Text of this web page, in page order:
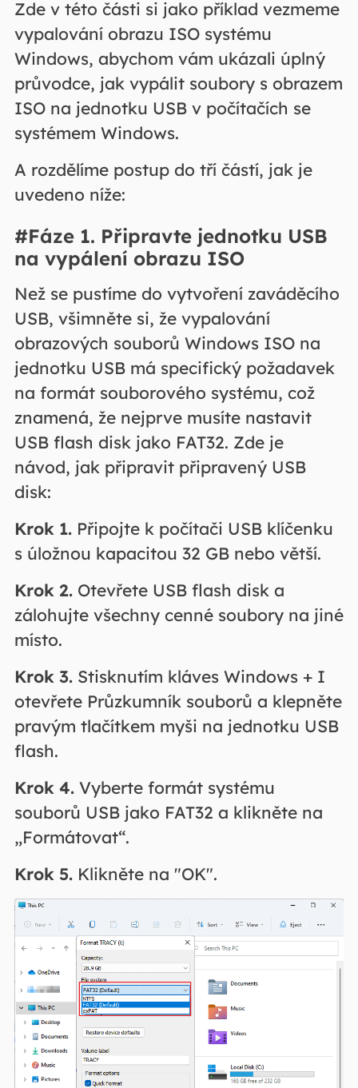
Zde v této části si jako příklad vezmeme
vypalování obrazu ISO systému
Windows, abychom vám ukázali úplný
průvodce, jak vypálit soubory s obrazem
ISO na jednotku USB v počítačích se
systémem Windows.
A rozdělíme postup do tří částí, jak je
uvedeno níže:
#Fáze 1. Připravte jednotku USB
na vypálení obrazu ISO
Než se pustíme do vytvoření zaváděcího
USB, všimněte si, že vypalování
obrazových souborů Windows ISO na
jednotku USB má specifický požadavek
na formát souborového systému, což
znamená, že nejprve musíte nastavit
USB flash disk jako FAT32. Zde je
návod, jak připravit připravený USB
disk:
Krok 1.Připojte k počítači USB klíčenku
s úložnou kapacitou 32 GB nebo větší.
Krok 2.Otevřete USB flash disk a
zálohujte všechny cenné soubory na jiné
místo.
Krok 3.Stisknutím kláves Windows + I
otevřete Průzkumník souborů a klepněte
pravým tlačítkem myši na jednotku USB
flash.
Krok 4.Vyberte formát systému
souborů USB jako FAT32 a klikněte na
„Formátovat“.
Krok 5.Klikněte na "OK".